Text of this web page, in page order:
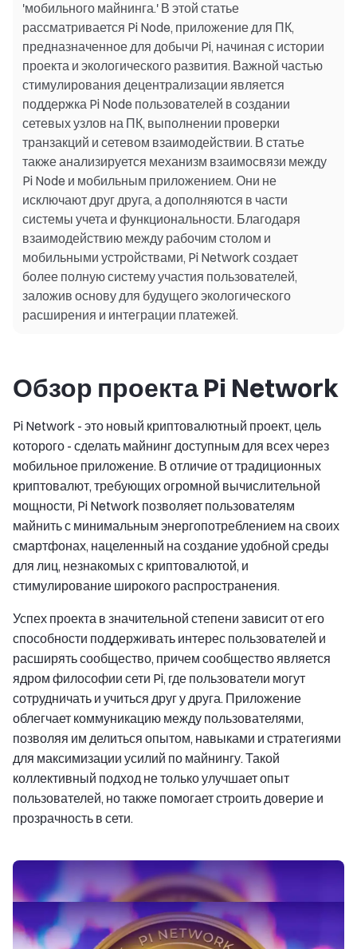
'мобильного майнинга.' В этой статье
рассматривается Pi Node, приложение для ПК,
предназначенное для добычи Pi, начиная с истории
проекта и экологического развития. Важной частью
стимулирования децентрализации является
поддержка Pi Node пользователей в создании
сетевых узлов на ПК, выполнении проверки
транзакций и сетевом взаимодействии. В статье
также анализируется механизм взаимосвязи между
Pi Node и мобильным приложением. Они не
исключают друг друга, а дополняются в части
системы учета и функциональности. Благодаря
взаимодействию между рабочим столом и
мобильными устройствами, Pi Network создает
более полную систему участия пользователей,
заложив основу для будущего экологического
расширения и интеграции платежей.
Обзор проекта Pi Network
Pi Network - это новый криптовалютный проект, цель
которого - сделать майнинг доступным для всех через
мобильное приложение. В отличие от традиционных
криптовалют, требующих огромной вычислительной
мощности, Pi Network позволяет пользователям
майнить с минимальным энергопотреблением на своих
смартфонах, нацеленный на создание удобной среды
для лиц, незнакомых с криптовалютой, и
стимулирование широкого распространения.
Успех проекта в значительной степени зависит от его
способности поддерживать интерес пользователей и
расширять сообщество, причем сообщество является
ядром философии сети Pi, где пользователи могут
сотрудничать и учиться друг у друга. Приложение
облегчает коммуникацию между пользователями,
позволяя им делиться опытом, навыками и стратегиями
для максимизации усилий по майнингу. Такой
коллективный подход не только улучшает опыт
пользователей, но также помогает строить доверие и
прозрачность в сети.